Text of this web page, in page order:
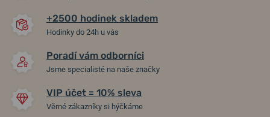
+2500 hodinek skladem
Hodinky do 24h u vás
Poradí vám odborníci
Jsme specialisté na naše značky
VIP účet = 10% sleva
Věrné zákazníky si hýčkáme